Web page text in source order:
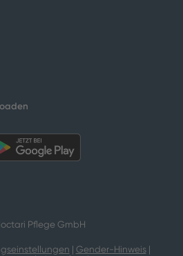
Pflege GmbH
Gender-Hinweis|